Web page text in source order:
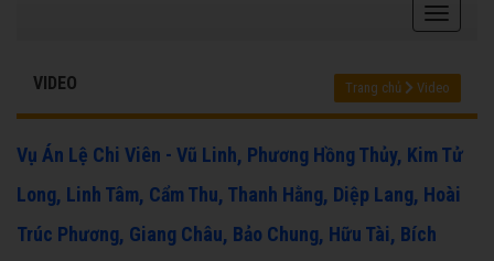
VIDEO Trang chủ Video
Vụ Án Lệ Chi Viên - Vũ Linh, Phương Hồng Thủy, Kim Tử
Long, Linh Tâm, Cẩm Thu, Thanh Hằng, Diệp Lang, Hoài
Trúc Phương, Giang Châu, Bảo Chung, Hữu Tài, Bích